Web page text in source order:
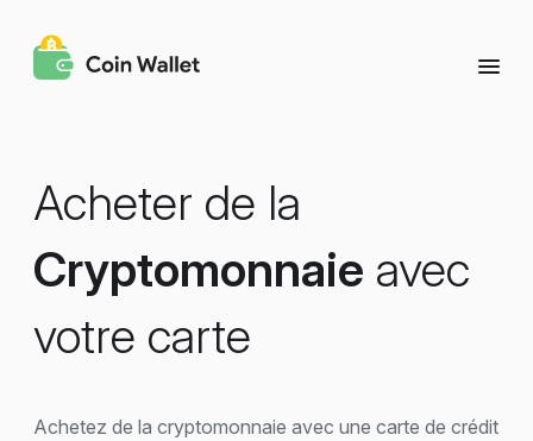
Acheter de la
Cryptomonnaie avec
votre carte
Achetez de la cryptomonnaie avec une carte de crédit